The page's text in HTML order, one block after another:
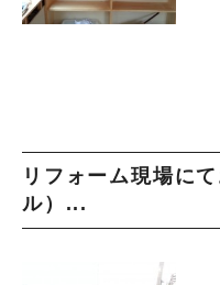
リフォーム現場に
ル）...